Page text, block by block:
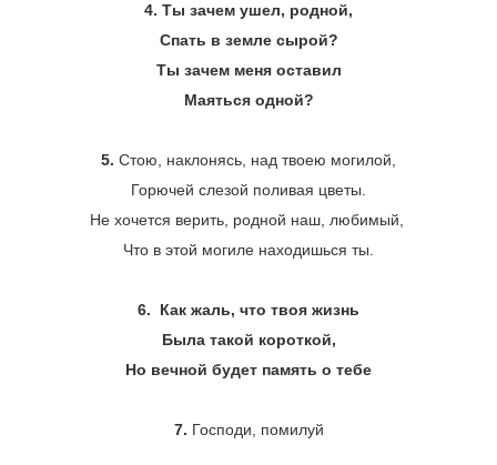
4. Ты зачем ушел, родной,
Спать в земле сырой?
Ты зачем меня оставил
Маяться одной?
5. Стою, наклонясь, над твоею могилой,
Горючей слезой поливая цветы.
Не хочется верить, родной наш, любимый,
Что в этой могиле находишься ты.
6. Как жаль, что твоя жизнь
Была такой короткой,
Но вечной будет память о тебе
7. Господи, помилуй